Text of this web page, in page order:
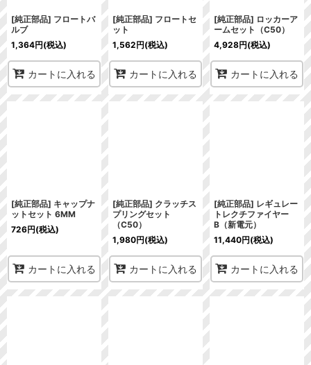
[純正部品] フロートバ
ルブ
1,364円(税込)
カートに入れる
[純正部品] フロートセ
ット
1,562円(税込)
カートに入れる
[純正部品] ロッカーア
ームセット（C50）
4,928円(税込)
カートに入れる
[純正部品] キャップナ
ットセット 6MM
726円(税込)
カートに入れる
[純正部品] クラッチス
プリングセット
（C50）
1,980円(税込)
カートに入れる
[純正部品] レギュレー
トレクチファイヤー
B（新電元）
11,440円(税込)
カートに入れる